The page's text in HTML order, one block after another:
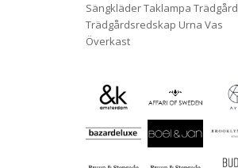
SängkläderTaklampa Trädgård
Trädgårdsredskap Urna Vas
Överkast